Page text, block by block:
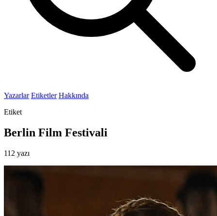
Yazarlar Etiketler Hakkında
Etiket
Berlin Film Festivali
112 yazı